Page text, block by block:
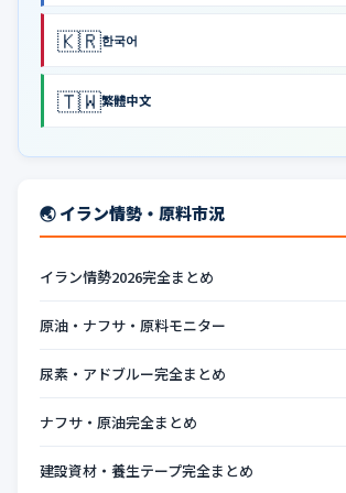
🇰🇷한국어
🇹🇼繁體中文
🌏 イラン情勢・原料市況
イラン情勢2026完全まとめ
原油・ナフサ・原料モニター
尿素・アドブルー完全まとめ
ナフサ・原油完全まとめ
建設資材・養生テープ完全まとめ